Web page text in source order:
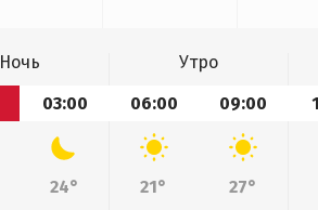
Ночь Утро
03:00 06:00 09:00
24° 21° 27°